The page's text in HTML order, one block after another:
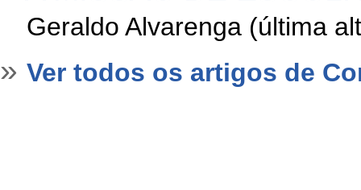
Geraldo Alvarenga (última
» Ver todos os artigos de